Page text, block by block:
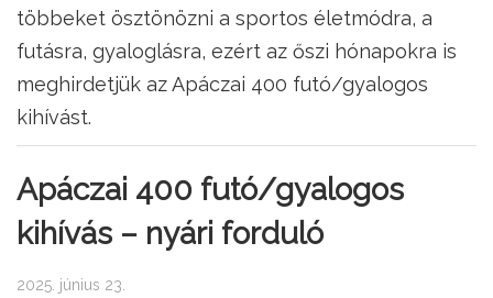
többeket ösztönözni a sportos életmódra, a
futásra, gyaloglásra, ezért az őszi hónapokra is
meghirdetjük az Apáczai 400 futó/gyalogos
kihívást.
Apáczai 400 futó/gyalogos
kihívás – nyári forduló
2025. június 23.